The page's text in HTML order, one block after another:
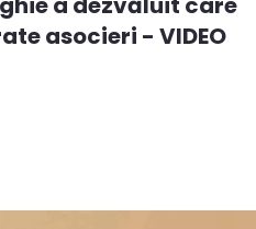
asocieri - VIDEO